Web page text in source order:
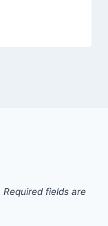
Required fields are